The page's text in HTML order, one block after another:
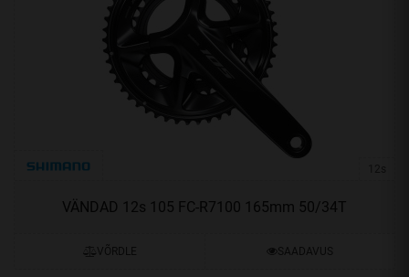
VÄNDAD 12s 105 FC-R7100 165mm 50/34T
VÕRDLE SAADAVUS